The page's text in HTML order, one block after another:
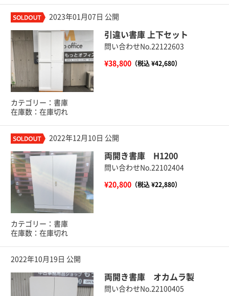
2023年01月07日 公開
引違い書庫 上下セット
問い合わせNo.22122603
¥38,800（税込 ¥42,680）
カテゴリー：書庫
在庫数：在庫切れ
2022年12月10日 公開
両開き書庫 H1200
問い合わせNo.22102404
¥20,800（税込 ¥22,880）
カテゴリー：書庫
在庫数：在庫切れ
2022年10月19日 公開
両開き書庫 オカムラ製
問い合わせNo.22100405